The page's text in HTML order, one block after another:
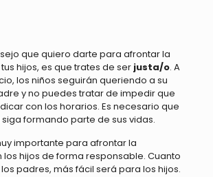
que quiero darte para afrontar la
hijos, es que trates de ser justa/o. A
los niños seguirán queriendo a su
y no puedes tratar de impedir que
con los horarios. Es necesario que
formando parte de sus vidas.
importante para afrontar la
hijos de forma responsable. Cuanto
padres, más fácil será para los hijos.